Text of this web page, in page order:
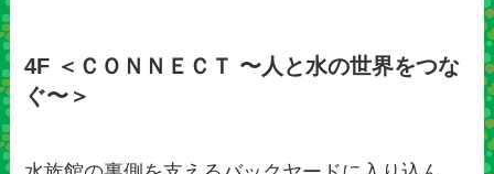
4F ＜ＣＯＮＮＥＣＴ 〜人と水の世界をつな
ぐ〜＞